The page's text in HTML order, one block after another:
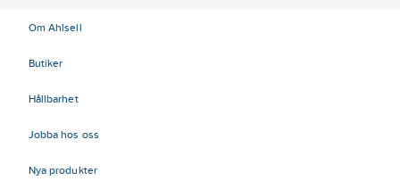
Om Ahlsell
Butiker
Hållbarhet
Jobba hos oss
Nya produkter